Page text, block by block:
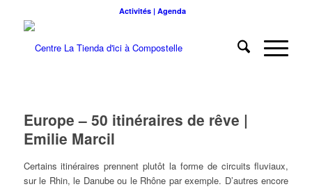
Activités | Agenda
Europe – 50 itinéraires de rêve |
Emilie Marcil
Certains itinéraires prennent plutôt la forme de circuits fluviaux,
sur le Rhin, le Danube ou le Rhône par exemple. D’autres encore